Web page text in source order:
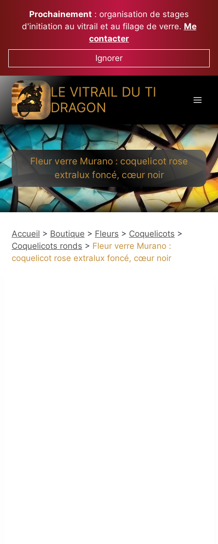
contenu
Prochainement : organisation de stages
d'initiation au vitrail et au filage de verre. Me
contacter
Ignorer
LE VITRAIL DU TI
DRAGON
Fleur verre Murano : coquelicot rose
extralux foncé, cœur noir
Accueil > Boutique > Fleurs > Coquelicots >
Coquelicots ronds > Fleur verre Murano :
coquelicot rose extralux foncé, cœur noir